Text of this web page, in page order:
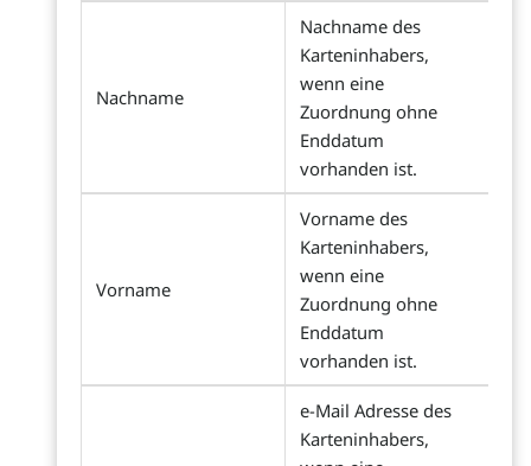
Nachname
Nachname des
Karteninhabers,
wenn eine
Zuordnung ohne
Enddatum
vorhanden ist.
Vorname
Vorname des
Karteninhabers,
wenn eine
Zuordnung ohne
Enddatum
vorhanden ist.
e-Mail Adresse des
Karteninhabers,